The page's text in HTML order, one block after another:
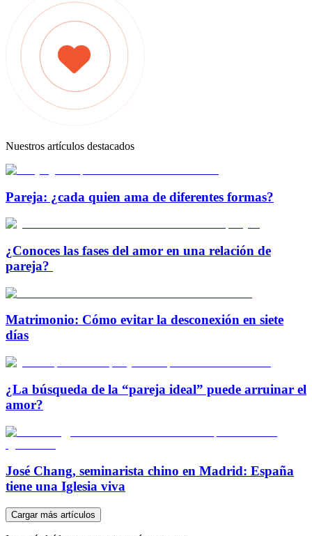
Nuestros artículos destacados
Pareja: ¿cada quien ama de diferentes formas?
¿Conoces las fases del amor en una relación de
pareja?
Matrimonio: Cómo evitar la desconexión en siete
días
¿La búsqueda de la “pareja ideal” puede arruinar el
amor?
José Chang, seminarista chino en Madrid: España
tiene una Iglesia viva
Cargar más artículos